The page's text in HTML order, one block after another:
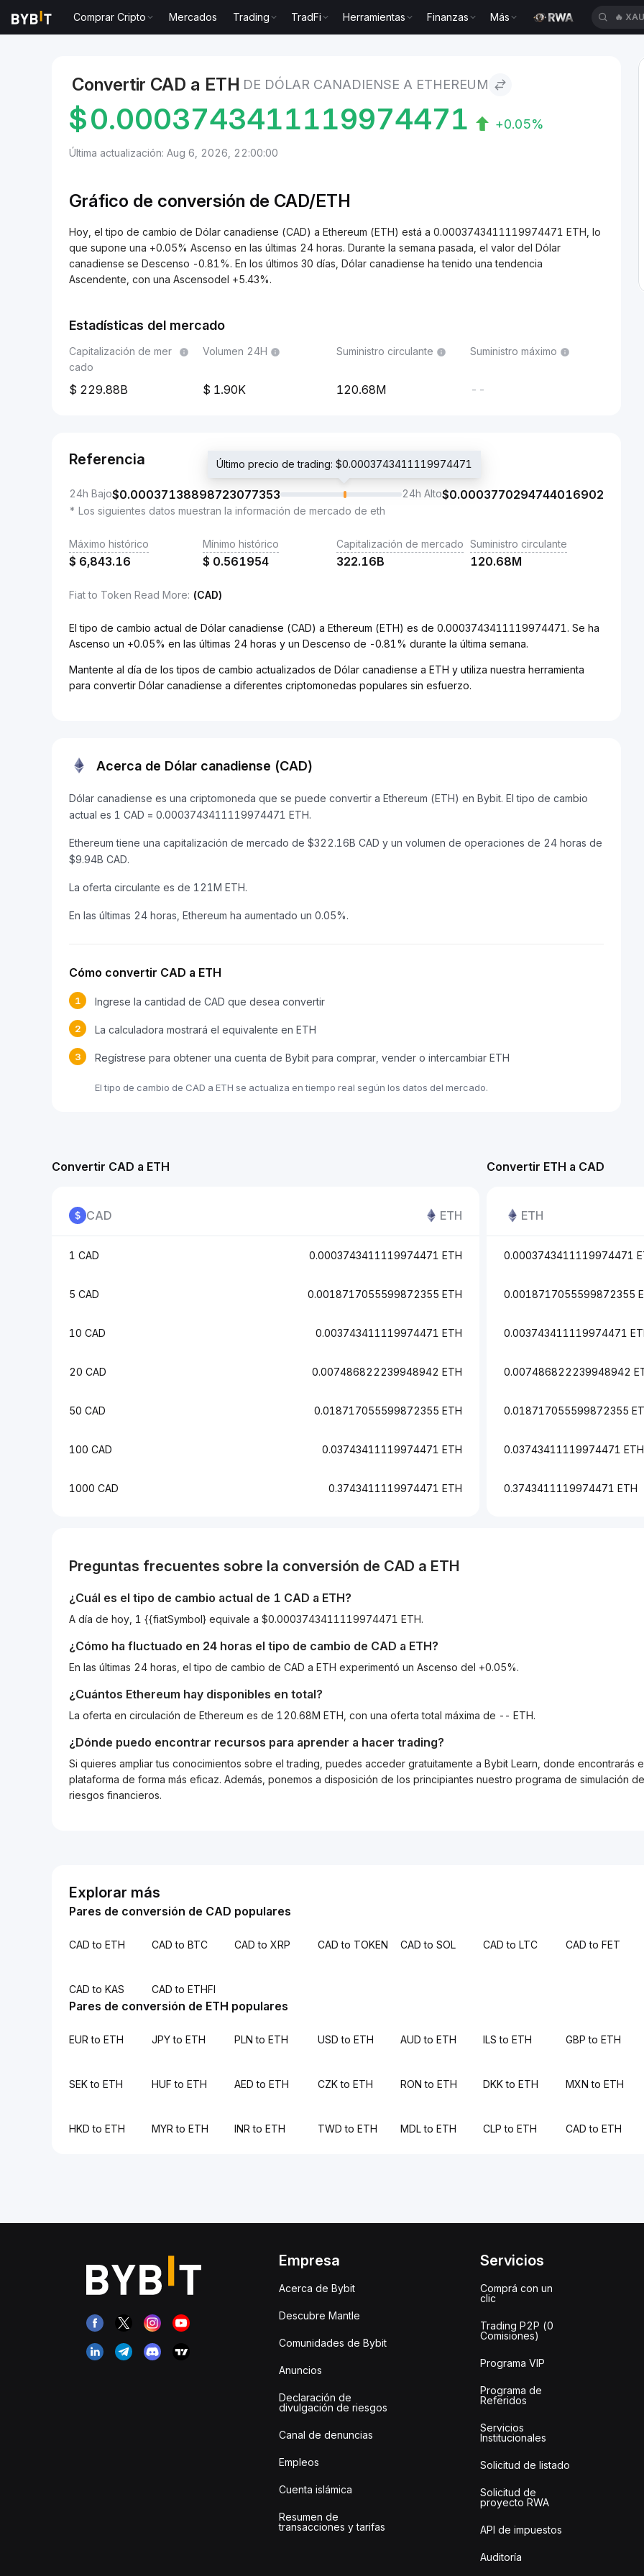
Comprar Cripto Mercados Trading TradFi Herramientas Finanzas Más 🔥
Convertir CAD a ETH DE DÓLAR CANADIENSE A ETHEREUM
$0.0003743411119974471 +0.05%
Última actualización: Aug 6, 2026, 22:00:00
Gráfico de conversión de CAD/ETH
Hoy, el tipo de cambio de Dólar canadiense (CAD) a Ethereum (ETH) está a 0.0003743411119974471 ETH, lo
que supone una +0.05% Ascenso en las últimas 24 horas. Durante la semana pasada, el valor del Dólar
canadiense se Descenso -0.81%. En los últimos 30 días, Dólar canadiense ha tenido una tendencia
Ascendente, con una Ascensodel +5.43%.
Estadísticas del mercado
Capitalización de mer
cado
229.88B
Volumen 24H
1.90K
Suministro circulante
120.68M
Suministro máximo
--
Referencia
24h Bajo$0.00037138898723077353
Último precio de trading: $0.0003743411119974471
24h Alto$0.0003770294744016902
* Los siguientes datos muestran la información de mercado de eth
Máximo histórico
$ 6,843.16
Mínimo histórico
$ 0.561954
Capitalización de mercado
322.16B
Suministro circulante
120.68M
Fiat to Token Read More: (CAD)
El tipo de cambio actual de Dólar canadiense (CAD) a Ethereum (ETH) es de 0.0003743411119974471. Se ha
Ascenso un +0.05% en las últimas 24 horas y un Descenso de -0.81% durante la última semana.
Mantente al día de los tipos de cambio actualizados de Dólar canadiense a ETH y utiliza nuestra herramienta
para convertir Dólar canadiense a diferentes criptomonedas populares sin esfuerzo.
Acerca de Dólar canadiense (CAD)
Dólar canadiense es una criptomoneda que se puede convertir a Ethereum (ETH) en Bybit. El tipo de cambio
actual es 1 CAD = 0.0003743411119974471 ETH.
Ethereum tiene una capitalización de mercado de $322.16B CAD y un volumen de operaciones de 24 horas de
$9.94B CAD.
La oferta circulante es de 121M ETH.
En las últimas 24 horas, Ethereum ha aumentado un 0.05%.
Cómo convertir CAD a ETH
1 Ingrese la cantidad de CAD que desea convertir
2 La calculadora mostrará el equivalente en ETH
3 Regístrese para obtener una cuenta de Bybit para comprar, vender o intercambiar ETH
El tipo de cambio de CAD a ETH se actualiza en tiempo real según los datos del mercado.
Convertir ETH a CAD
ETH
0.0003743411119974471
0.0018717055599872355
0.003743411119974471
0.007486822239948942
0.018717055599872355
0.03743411119974471 ETH
0.3743411119974471 ETH
Convertir CAD a ETH
CAD ETH
1 CAD 0.0003743411119974471 ETH
5 CAD 0.0018717055599872355 ETH
10 CAD 0.003743411119974471 ETH
20 CAD 0.007486822239948942 ETH
50 CAD 0.018717055599872355 ETH
100 CAD 0.03743411119974471 ETH
1000 CAD 0.3743411119974471 ETH
Preguntas frecuentes sobre la conversión de CAD a ETH
¿Cuál es el tipo de cambio actual de 1 CAD a ETH?
A día de hoy, 1 {{fiatSymbol} equivale a $0.0003743411119974471 ETH.
¿Cómo ha fluctuado en 24 horas el tipo de cambio de CAD a ETH?
En las últimas 24 horas, el tipo de cambio de CAD a ETH experimentó un Ascenso del +0.05%.
¿Cuántos Ethereum hay disponibles en total?
La oferta en circulación de Ethereum es de 120.68M ETH, con una oferta total máxima de -- ETH.
¿Dónde puedo encontrar recursos para aprender a hacer trading?
Si quieres ampliar tus conocimientos sobre el trading, puedes acceder gratuitamente a Bybit Learn, donde encontrarás
plataforma de forma más eficaz. Además, ponemos a disposición de los principiantes nuestro programa de simulación
riesgos financieros.
Explorar más
Pares de conversión de CAD populares
CAD to ETH CAD to BTC CAD to XRP CAD to TOKEN CAD to SOL CAD to LTC CAD to FET
CAD to KAS CAD to ETHFI
Pares de conversión de ETH populares
EUR to ETH JPY to ETH PLN to ETH USD to ETH AUD to ETH ILS to ETH GBP to ETH
SEK to ETH HUF to ETH AED to ETH CZK to ETH RON to ETH DKK to ETH MXN to ETH
HKD to ETH MYR to ETH INR to ETH TWD to ETH MDL to ETH CLP to ETH CAD to ETH
Empresa
Acerca de Bybit
Descubre Mantle
Comunidades de Bybit
Anuncios
Declaración de
divulgación de riesgos
Canal de denuncias
Empleos
Cuenta islámica
Resumen de
transacciones y tarifas
Servicios
Comprá con un
clic
Trading P2P (0
Comisiones)
Programa VIP
Programa de
Referidos
Servicios
Institucionales
Solicitud de listado
Solicitud de
proyecto RWA
API de impuestos
Auditoría